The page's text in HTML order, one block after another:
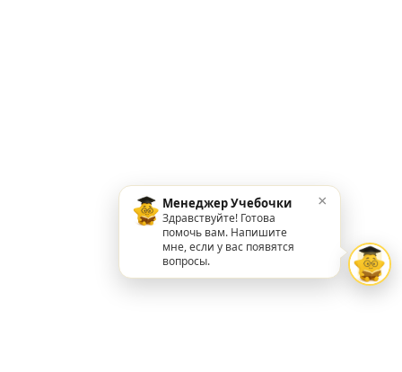
Менеджер Учебочки
Здравствуйте! Готова
помочь вам. Напишите
мне, если у вас появятся
вопросы.
×